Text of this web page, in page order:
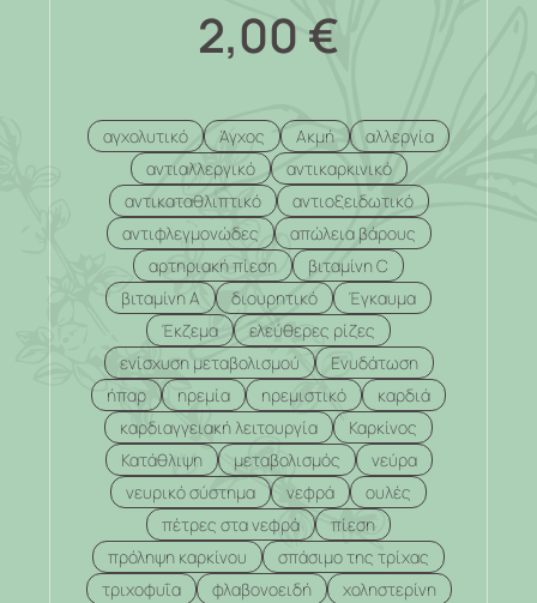
2,00 €
αγχολυτικό Άγχος Ακμή
αλλεργία
αντιαλλεργικό
αντικαρκινικό
αντικαταθλιπτικό
αντιοξειδωτικό
αντιφλεγμονώδες
απώλεια βάρους
αρτηριακή πίεση
βιταμίνη C
βιταμίνη Α
διουρητικό
Έγκαυμα
Έκζεμα
ελεύθερες ρίζες
ενίσχυση μεταβολισμού
Ενυδάτωση
ήπαρ
ηρεμία ηρεμιστικό
καρδιά
καρδιαγγειακή λειτουργία
Καρκίνος
Κατάθλιψη
μεταβολισμός
νεύρα
νευρικό σύστημα
νεφρά
ουλές
πέτρες στα νεφρά
πίεση
πρόληψη καρκίνου
σπάσιμο της τρίχας
τριχοφυΐα
φλαβονοειδή
χοληστερίνη